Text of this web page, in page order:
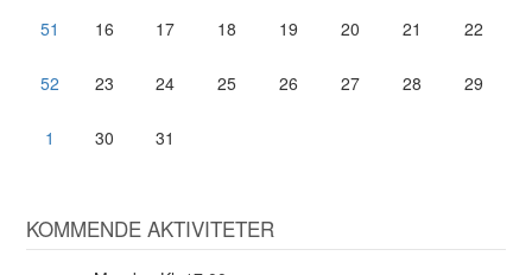
51 16 17 18 19 20 21 22
52 23 24 25 26 27 28 29
1 30 31
KOMMENDE AKTIVITETER